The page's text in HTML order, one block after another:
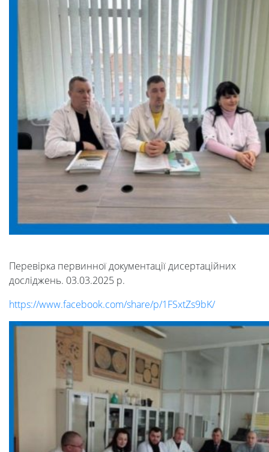
Перевірка первинної документації дисертаційних
досліджень. 03.03.2025 р.
https://www.facebook.com/share/p/1FSxtZs9bK/